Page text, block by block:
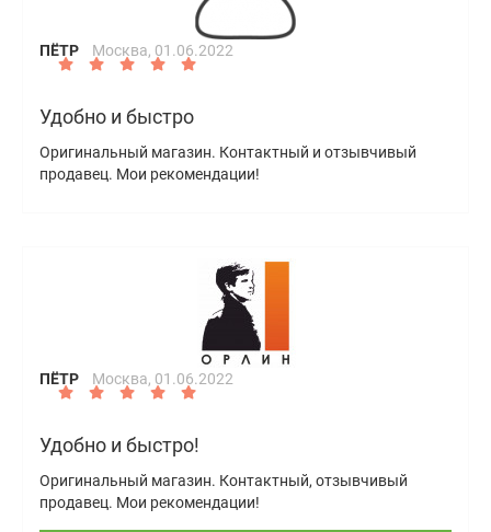
ПЁТР Москва, 01.06.2022
Удобно и быстро
Оригинальный магазин. Контактный и отзывчивый
продавец. Мои рекомендации!
ПЁТР Москва, 01.06.2022
Удобно и быстро!
Оригинальный магазин. Контактный, отзывчивый
продавец. Мои рекомендации!